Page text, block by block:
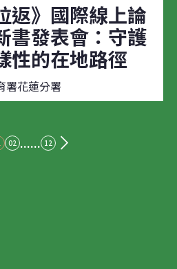
返》國際線上論
書發表會：守護
性的在地路徑
署花蓮分署
02 ...... 12